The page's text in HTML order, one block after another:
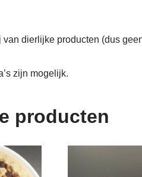
dierlijke producten (dus
zijn mogelijk.
producten